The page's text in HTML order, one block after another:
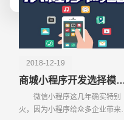
数据信息，为用户提供便
业务增长与品牌提升。
2018-12-19
商城小程序开发选择模板开发还
微信小程序这几年确实特别
火，因为小程序给众多企业带来了